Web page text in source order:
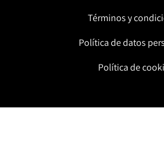
Términos y
Política de datos
Política de